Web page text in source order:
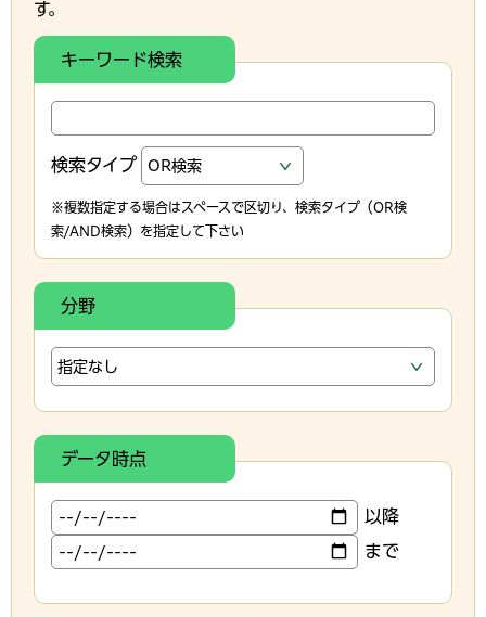
す。
キーワード検索
検索タイプ
※複数指定する場合はスペースで区切り、検索タイプ（OR検
索/AND検索）を指定して下さい
分野
データ時点
以降
まで